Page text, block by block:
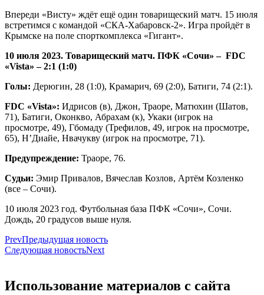
Впереди «Висту» ждёт ещё один товарищеский матч. 15 июля
встретимся с командой «СКА-Хабаровск-2». Игра пройдёт в
Крымске на поле спорткомплекса «Гигант».
10 июля 2023. Товарищеский матч. ПФК «Сочи» – FDC
«Vista» – 2:1 (1:0)
Голы: Дерюгин, 28 (1:0), Крамарич, 69 (2:0), Батиги, 74 (2:1).
FDC «Vista»: Идрисов (в), Джон, Траоре, Матюхин (Шатов,
71), Батиги, Оконкво, Абрахам (к), Укаки (игрок на
просмотре, 49), Гбомаду (Трефилов, 49, игрок на просмотре,
65), Н’Диайе, Нвачукву (игрок на просмотре, 71).
Предупреждение: Траоре, 76.
Судьи: Эмир Привалов, Вячеслав Козлов, Артём Козленко
(все – Сочи).
10 июля 2023 год. Футбольная база ПФК «Сочи», Сочи.
Дождь, 20 градусов выше нуля.
PrevПредыдущая новость
Следующая новостьNext
Использование материалов с сайта